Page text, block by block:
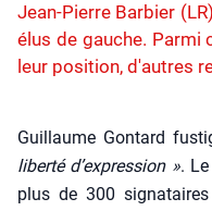
Jean-Pierre Barbier
élus de gauche. Parmi
leur position, d'autres
Guillaume Gon­tard
liber­té d’ex­pres­sion ».
plus de 300